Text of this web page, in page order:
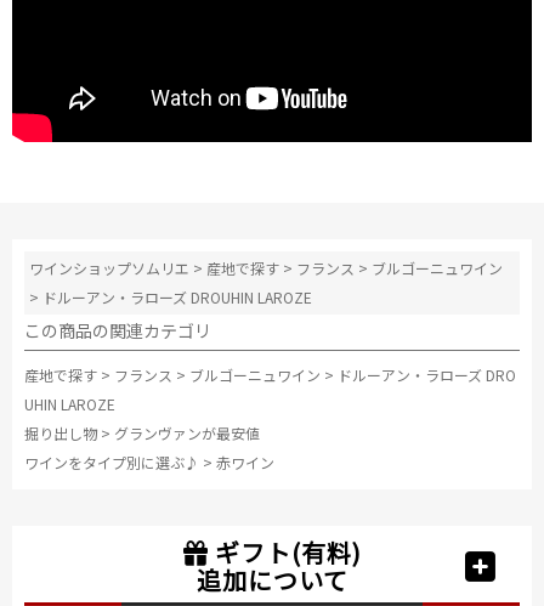
ワインショップソムリエ > 産地で探す > フランス > ブルゴーニュワイン
> ドルーアン・ラローズ DROUHIN LAROZE
この商品の関連カテゴリ
産地で探す > フランス > ブルゴーニュワイン > ドルーアン・ラローズ DRO
UHIN LAROZE
掘り出し物 > グランヴァンが最安値
ワインをタイプ別に選ぶ♪ > 赤ワイン
ギフト(有料)
追加について